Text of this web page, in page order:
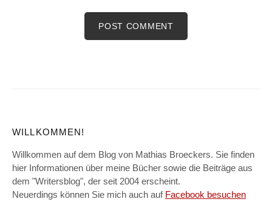
WILLKOMMEN!
Willkommen auf dem Blog von Mathias Broeckers. Sie finden
hier Informationen über meine Bücher sowie die Beiträge aus
dem "Writersblog", der seit 2004 erscheint.
Neuerdings können Sie mich auch auf Facebook besuchen